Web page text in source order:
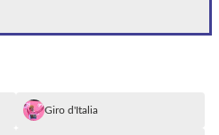
Giro d'Italia